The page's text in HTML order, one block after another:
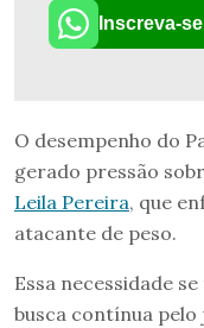
Inscreva-se
O desempenho do
gerado pressão
Leila Pereira, que
atacante de peso.
Essa necessidade
busca contínua